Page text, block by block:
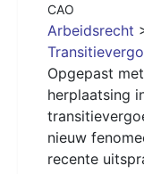
CAO
Arbeidsrecht
Opgepast
herplaatsing
nieuw
recente